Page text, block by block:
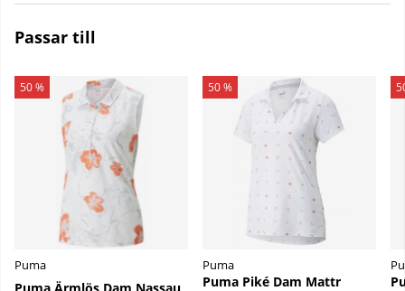
Passar till
50 %
Puma
Puma Ärmlös Dam Nassau
50 %
Puma
Puma Piké Dam Mattr